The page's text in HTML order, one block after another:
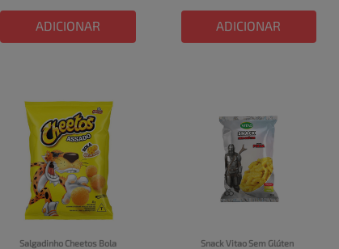
ADICIONAR ADICIONAR
Salgadinho Cheetos Bola
Snack Vitao Sem Glúten